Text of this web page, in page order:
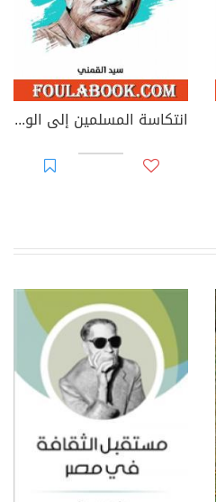
انتكاسة المسلمين إلى الوثنية: التشخيص قبل الإصلاح - نسخة هنداوي